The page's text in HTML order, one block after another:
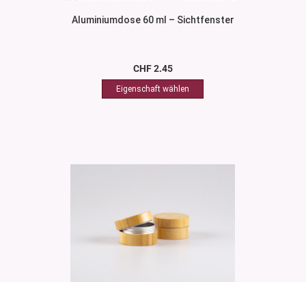
Aluminiumdose 60 ml – Sichtfenster
CHF 2.45